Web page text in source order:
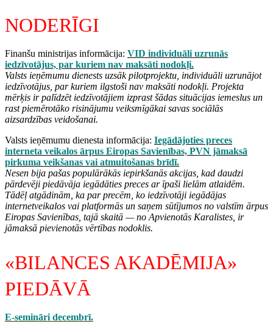
NODERĪGI
Finanšu ministrijas informācija: VID individuāli uzrunās
iedzīvotājus, par kuriem nav maksāti nodokļi.
Valsts ieņēmumu dienests uzsāk pilotprojektu, individuāli uzrunājot
iedzīvotājus, par kuriem ilgstoši nav maksāti nodokļi. Projekta
mērķis ir palīdzēt iedzīvotājiem izprast šādas situācijas iemeslus un
rast piemērotāko risinājumu veiksmīgākai savas sociālās
aizsardzības veidošanai.
Valsts ieņēmumu dienesta informācija: Iegādājoties preces
interneta veikalos ārpus Eiropas Savienības, PVN jāmaksā
pirkuma veikšanas vai atmuitošanas brīdī.
Nesen bija pašas populārākās iepirkšanās akcijas, kad daudzi
pārdevēji piedāvāja iegādāties preces ar īpaši lielām atlaidēm.
Tādēļ atgādinām, ka par precēm, ko iedzīvotāji iegādājas
internetveikalos vai platformās un saņem sūtījumos no valstīm ārpus
Eiropas Savienības, tajā skaitā — no Apvienotās Karalistes, ir
jāmaksā pievienotās vērtības nodoklis.
«BILANCES AKADĒMIJA»
PIEDĀVĀ
E-semināri decembrī.